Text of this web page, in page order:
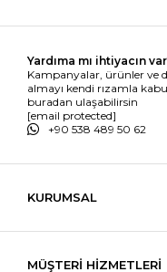
Yardıma mı ihtiyacın
Kampanyalar, ürünler ve
almayı kendi rızamla
buradan ulaşabilirsin
[email protected]
+90 538 489 50 62
KURUMSAL
MÜŞTERİ HİZMETLERİ